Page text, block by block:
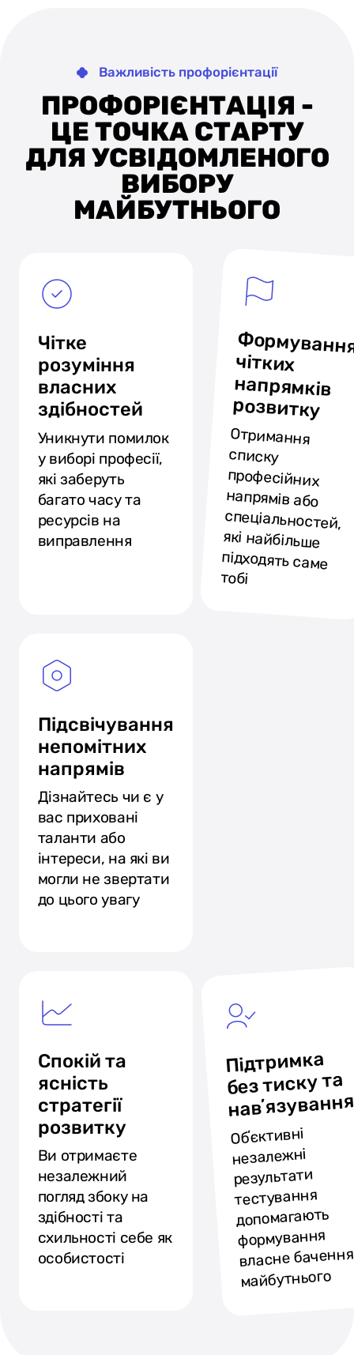
Важливість профорієнтації
ПРОФОРІЄНТАЦІЯ -
ЦЕ ТОЧКА СТАРТУ
ДЛЯ УСВІДОМЛЕНОГО
ВИБОРУ
МАЙБУТНЬОГО
Чітке
розуміння
власних
здібностей
Уникнути помилок
у виборі професії,
які заберуть
багато часу та
ресурсів на
виправлення
розвитку
Отримання
списку
професійних
напрямів або
спеціальностей,
які найбільше
підходять саме
тобі
Підсвічування
непомітних
напрямів
Дізнайтесь чи є у
вас приховані
таланти або
інтереси, на які ви
могли не звертати
до цього увагу
Спокій та
ясність
стратегії
розвитку
Ви отримаєте
незалежний
погляд збоку на
здібності та
схильності себе як
особистості
Підтримка
без тиску та
Обʼєктивні
незалежні
результати
тестування
допомагають
формування
власне бачення
майбутнього